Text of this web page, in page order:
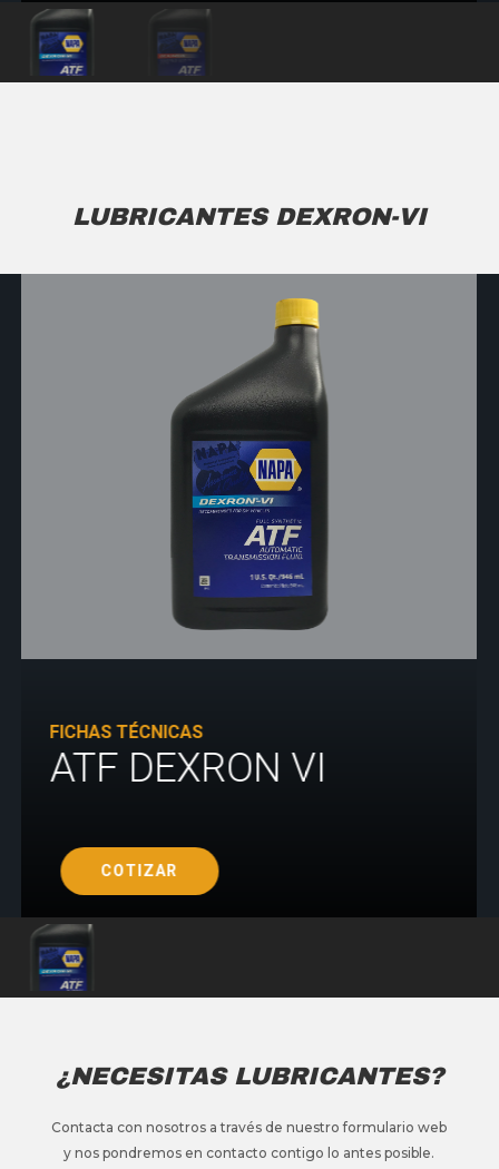
LUBRICANTES DEXRON-VI
FICHAS TÉCNICAS
ATF DEXRON VI
COTIZAR
¿NECESITAS LUBRICANTES?
Contacta con nosotros a través de nuestro formulario web
y nos pondremos en contacto contigo lo antes posible.